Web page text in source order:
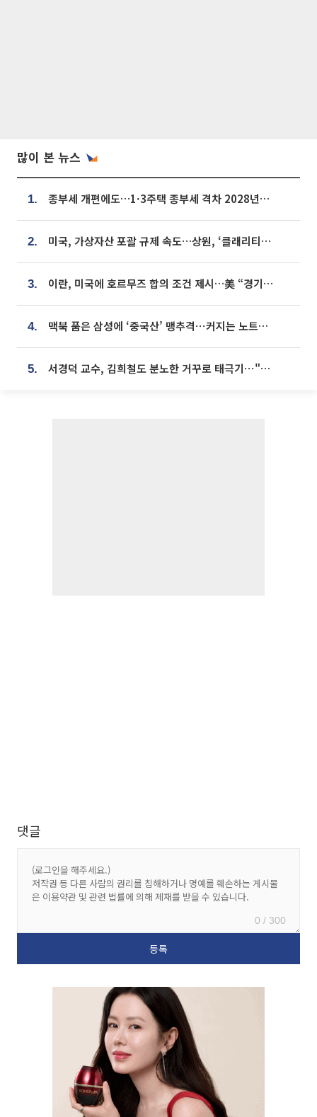
많이 본 뉴스
1. 종부세 개편에도…1·3주택 종부세 격차 2028년부터 확대
2. 미국, 가상자산 포괄 규제 속도…상원, ‘클래리티법’ 9월 절차투표 추진
3. 이란, 미국에 호르무즈 합의 조건 제시…美 “경기 아직 안 끝나” [종합]
4. 맥북 품은 삼성에 ‘중국산’ 맹추격⋯커지는 노트북 OLED 시장
5. 서경덕 교수, 김희철도 분노한 거꾸로 태극기⋯"엉터리는 아냐, 아쉬울 뿐"
댓글
0 / 300